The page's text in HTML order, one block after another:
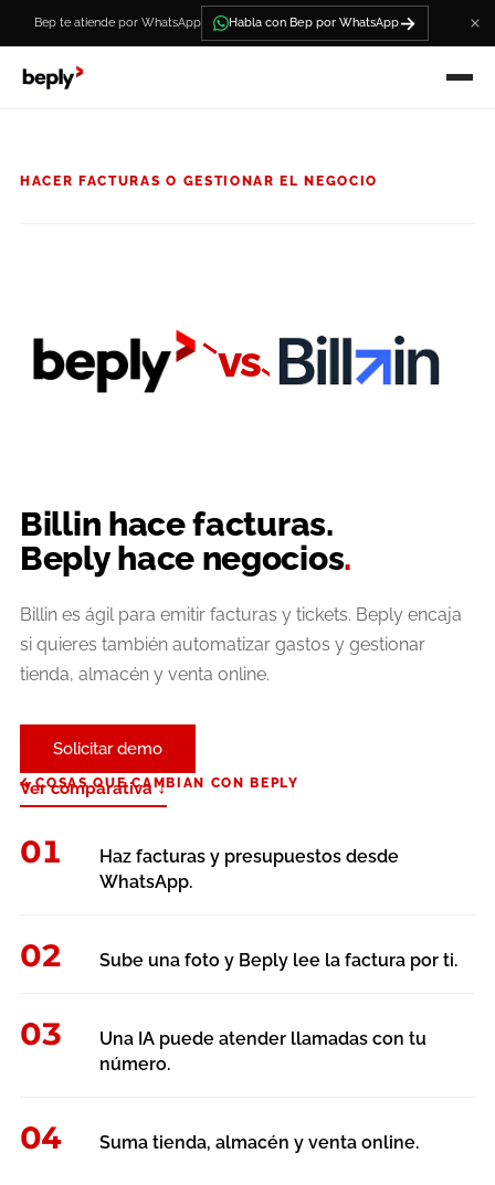
Bep te atiende por WhatsApp Habla con Bep por WhatsApp→
HACER FACTURAS O GESTIONAR EL NEGOCIO
vs
Billin hace facturas.
Beply hace negocios.
Billin es ágil para emitir facturas y tickets. Beply encaja
si quieres también automatizar gastos y gestionar
tienda, almacén y venta online.
Solicitar demo
Ver comparativa↓
4 COSAS QUE CAMBIAN CON BEPLY
01
Haz facturas y presupuestos desde
WhatsApp.
02 Sube una foto y Beply lee la factura por ti.
03
Una IA puede atender llamadas con tu
número.
04 Suma tienda, almacén y venta online.